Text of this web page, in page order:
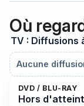
Où
TV : Diffusions
Aucune
DVD / BLU-RAY
Hors